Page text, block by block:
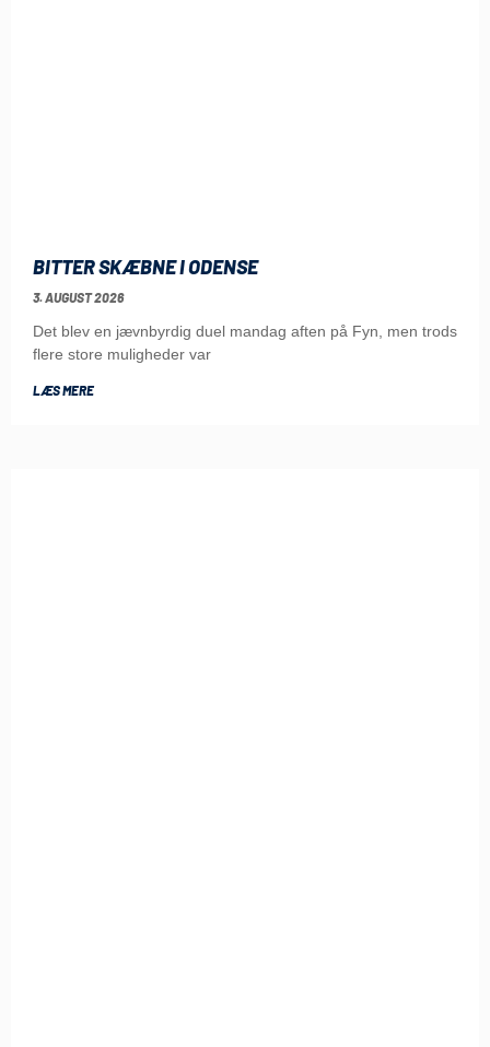
BITTER SKÆBNE I ODENSE
3. AUGUST 2026
Det blev en jævnbyrdig duel mandag aften på Fyn, men trods
flere store muligheder var
LÆS MERE